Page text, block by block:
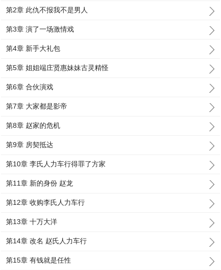
第2章 此仇不报我不是男人
第3章 演了一场激情戏
第4章 新手大礼包
第5章 姐姐端庄贤惠妹妹古灵精怪
第6章 合伙演戏
第7章 大家都是影帝
第8章 赵家的危机
第9章 房契抵达
第10章 李氏人力车行得罪了方家
第11章 新的身份 赵龙
第12章 收购李氏人力车行
第13章 十万大洋
第14章 改名 赵氏人力车行
第15章 有钱就是任性